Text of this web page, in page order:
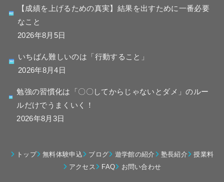
【成績を上げるための真実】結果を出すために一番必要
なこと
2026年8月5日
いちばん難しいのは「行動すること」
2026年8月4日
勉強の習慣化は「〇〇してからじゃないとダメ」のルー
ルだけでうまくいく！
2026年8月3日
トップ 無料体験申込 ブログ 遊学館の紹介 塾長紹介
授業料
アクセス
FAQ お問い合わせ